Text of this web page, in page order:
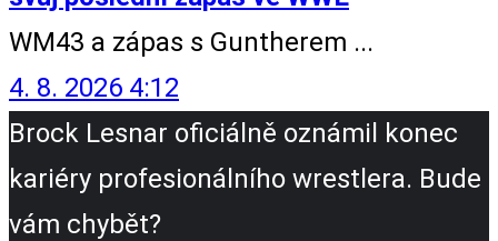
WM43 a zápas s Guntherem ...
4. 8. 2026 4:12
Brock Lesnar oficiálně oznámil konec
kariéry profesionálního wrestlera. Bude
vám chybět?